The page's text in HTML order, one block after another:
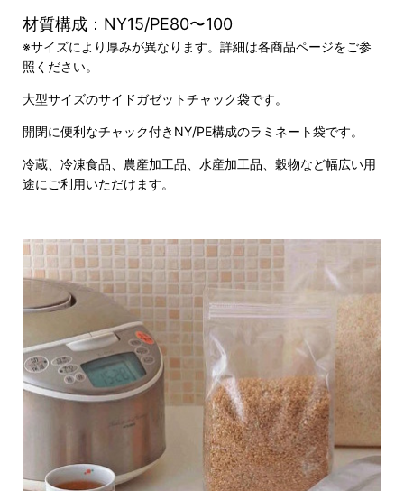
材質構成：NY15/PE80〜100
※サイズにより厚みが異なります。詳細は各商品ページをご参
照ください。
大型サイズのサイドガゼットチャック袋です。
開閉に便利なチャック付きNY/PE構成のラミネート袋です。
冷蔵、冷凍食品、農産加工品、水産加工品、穀物など幅広い用
途にご利用いただけます。